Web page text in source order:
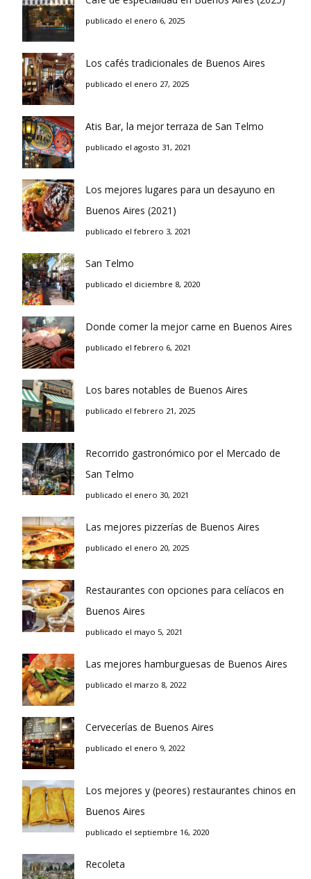
publicado el enero 6, 2025
Los cafés tradicionales de Buenos Aires
publicado el enero 27, 2025
Atis Bar, la mejor terraza de San Telmo
publicado el agosto 31, 2021
Los mejores lugares para un desayuno en
Buenos Aires (2021)
publicado el febrero 3, 2021
San Telmo
publicado el diciembre 8, 2020
Donde comer la mejor carne en Buenos Aires
publicado el febrero 6, 2021
Los bares notables de Buenos Aires
publicado el febrero 21, 2025
Recorrido gastronómico por el Mercado de
San Telmo
publicado el enero 30, 2021
Las mejores pizzerías de Buenos Aires
publicado el enero 20, 2025
Restaurantes con opciones para celíacos en
Buenos Aires
publicado el mayo 5, 2021
Las mejores hamburguesas de Buenos Aires
publicado el marzo 8, 2022
Cervecerías de Buenos Aires
publicado el enero 9, 2022
Los mejores y (peores) restaurantes chinos en
Buenos Aires
publicado el septiembre 16, 2020
Recoleta